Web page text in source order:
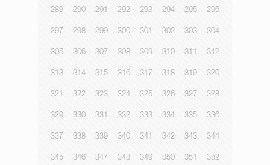
289 290 291 292 293 294 295 296
297 298 299 300 301 302 303 304
305 306 307 308 309 310 311 312
313 314 315 316 317 318 319 320
321 322 323 324 325 326 327 328
329 330 331 332 333 334 335 336
337 338 339 340 341 342 343 344
345 346 347 348 349 350 351 352